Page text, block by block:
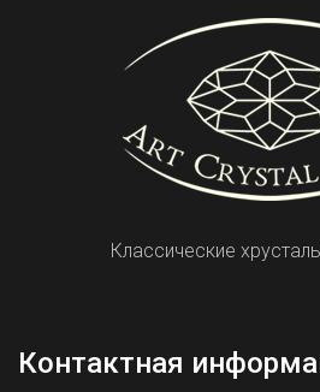
Классические
Контактная